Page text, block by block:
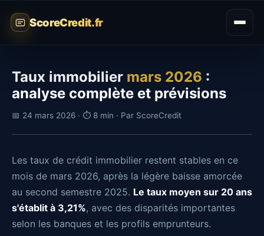
ScoreCredit.fr
Taux immobilier mars 2026 :
analyse complète et prévisions
📅 24 mars 2026 · ⏱️ 8 min · Par ScoreCredit
Les taux de crédit immobilier restent stables en ce
mois de mars 2026, après la légère baisse amorcée
au second semestre 2025. Le taux moyen sur 20 ans
s'établit à 3,21%, avec des disparités importantes
selon les banques et les profils emprunteurs.